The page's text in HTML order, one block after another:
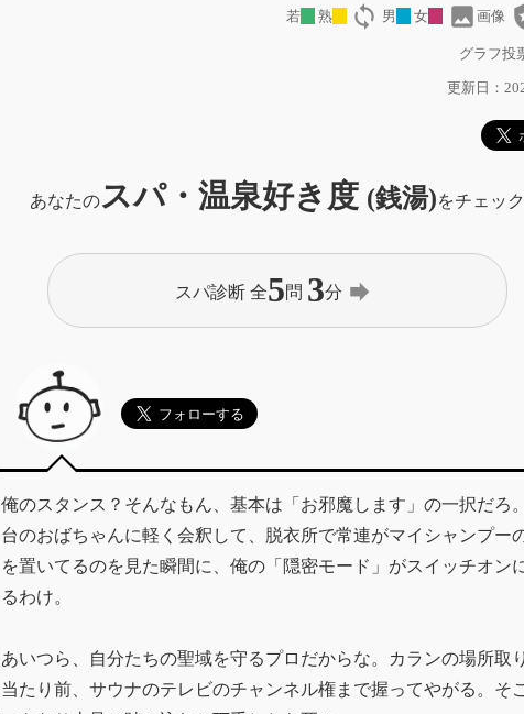
若 熟 loop 男 女 image画像
グラフ投
更新日：
あなたのスパ・温泉好き度 (銭湯)をチェック
スパ診断 全5問 3分 forward
俺のスタンス？そんなもん、基本は「お邪魔します」の一択だろ
台のおばちゃんに軽く会釈して、脱衣所で常連がマイシャンプー
を置いてるのを見た瞬間に、俺の「隠密モード」がスイッチオン
るわけ。
あいつら、自分たちの聖域を守るプロだからな。カランの場所取
当たり前、サウナのテレビのチャンネル権まで握ってやがる。そ